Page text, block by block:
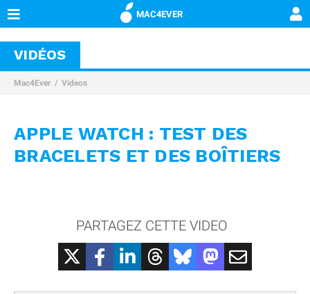
MAC4EVER
VIDÉOS
Mac4Ever Videos
APPLE WATCH : TEST DES
BRACELETS ET DES BOÎTIERS
PARTAGEZ CETTE VIDEO